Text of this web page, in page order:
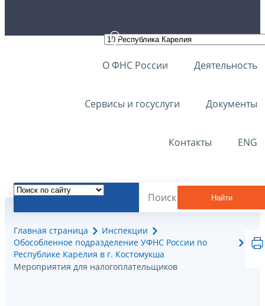
О ФНС России Деятельность
Сервисы и госуслуги Документы
Контакты ENG
Найти
Главная страница
Инспекции
Обособленное подразделение УФНС России по
Республике Карелия в г. Костомукша
Мероприятия для налогоплательщиков